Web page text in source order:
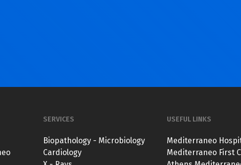
SERVICES
Biopathology - Microbiology
Cardiology
USEFUL LINKS
Mediterraneo
Mediterraneo First